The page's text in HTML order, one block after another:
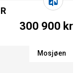
300 900 kr
Mosjøen